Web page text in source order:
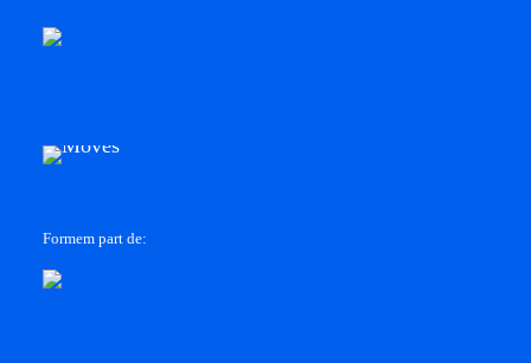
Formem part de: